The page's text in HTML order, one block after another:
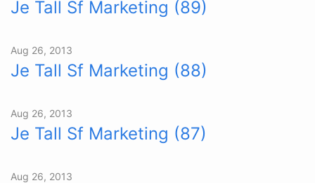
Je Tall Sf Marketing (89)
Aug 26, 2013
Je Tall Sf Marketing (88)
Aug 26, 2013
Je Tall Sf Marketing (87)
Aug 26, 2013